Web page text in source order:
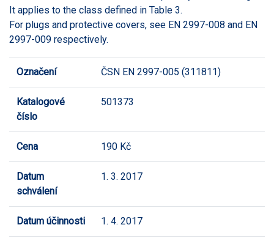
It applies to the class defined in Table 3.
For plugs and protective covers, see EN 2997-008 and EN
2997-009 respectively.
Označení ČSN EN 2997-005 (311811)
Katalogové
číslo
501373
Cena 190 Kč
Datum
schválení
1. 3. 2017
Datum účinnosti 1. 4. 2017